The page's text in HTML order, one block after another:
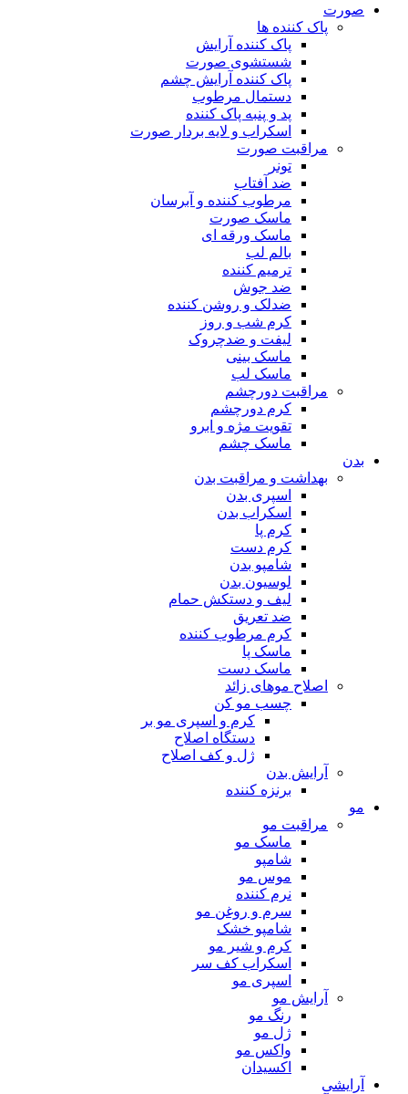
صورت
پاک کننده ها
پاک کننده آرایش
شستشوی صورت
پاک کننده آرایش چشم
دستمال مرطوب
پد و پنبه پاک کننده
اسکراب و لایه بردار صورت
مراقبت صورت
تونر
ضد آفتاب
مرطوب کننده و آبرسان
ماسک صورت
ماسک ورقه ای
بالم لب
ترمیم کننده
ضد جوش
ضدلک و روشن کننده
کرم شب و روز
لیفت و ضدچروک
ماسک بینی
ماسک لب
مراقبت دورچشم
کرم دورچشم
تقویت مژه و ابرو
ماسک چشم
بدن
بهداشت و مراقبت بدن
اسپری بدن
اسکراب بدن
کرم پا
کرم دست
شامپو بدن
لوسیون بدن
لیف و دستکش حمام
ضد تعریق
کرم مرطوب کننده
ماسک پا
ماسک دست
اصلاح موهای زائد
چسب مو کن
کرم و اسپری مو بر
دستگاه اصلاح
ژل و کف اصلاح
آرایش بدن
برنزه کننده
مو
مراقبت مو
ماسک مو
شامپو
موس مو
نرم کننده
سرم و روغن مو
شامپو خشک
کرم و شیر مو
اسکراب کف سر
اسپری مو
آرایش مو
رنگ مو
ژل مو
واکس مو
اکسیدان
آرایشی